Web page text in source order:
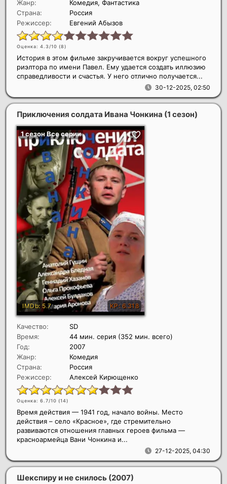
Жанр:
Комедия, Фантастика
Страна:
Россия
Режиссер:
Евгений Абызов
Оценка: 4.3/10 (8)
30-12-2025, 02:50
История в этом фильме закручивается вокруг успешного
риэлтора по имени Павел. Ему удается создать иллюзию
справедливости и счастья. У него отлично получается...
Приключения солдата Ивана Чонкина (1 сезон)
Качество:
SD
Время:
44 мин. серия (352 мин. всего)
Год:
2007
Жанр:
Комедия
Страна:
Россия
Режиссер:
Алексей Кирющенко
Оценка: 6.7/10 (14)
27-12-2025, 04:30
Время действия — 1941 год, начало войны. Место
действия – село «Красное», где стремительно
развиваются отношения главных героев фильма —
красноармейца Вани Чонкина и...
Шекспиру и не снилось (2007)